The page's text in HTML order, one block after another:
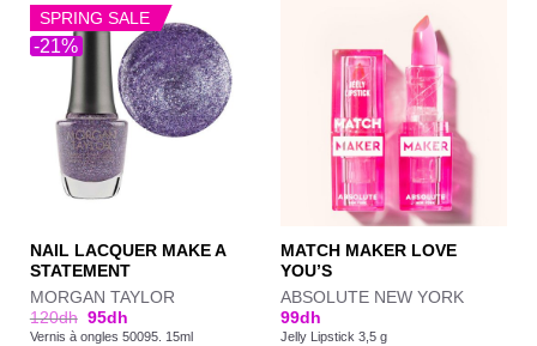
-21%
SPRING SALE
NAIL LACQUER MAKE A
STATEMENT
MORGAN TAYLOR
120dh 95dh
Vernis à ongles 50095. 15ml
MATCH MAKER LOVE
YOU’S
ABSOLUTE NEW YORK
99dh
Jelly Lipstick 3,5 g